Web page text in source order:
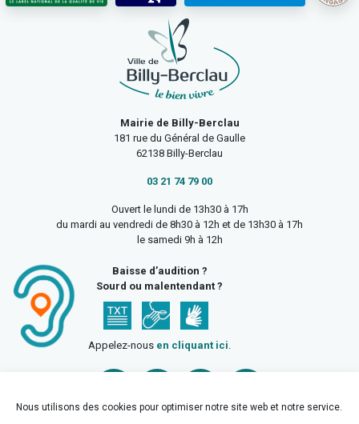
Nous utilisons des cookies pour optimiser notre site web et notre service.
Mairie de Billy-Berclau
181 rue du Général de Gaulle
62138 Billy-Berclau
03 21 74 79 00
Ouvert le lundi de 13h30 à 17h
du mardi au vendredi de 8h30 à 12h et de 13h30 à 17h
le samedi 9h à 12h
Baisse d’audition ?
Sourd ou malentendant ?
Appelez-nous en cliquant ici